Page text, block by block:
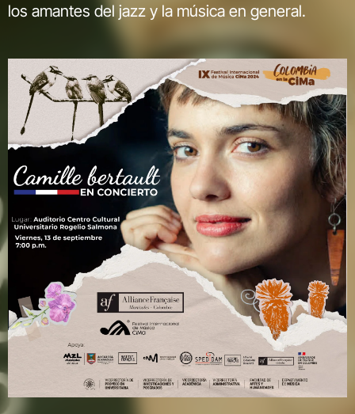
los amantes del jazz y la música en general.